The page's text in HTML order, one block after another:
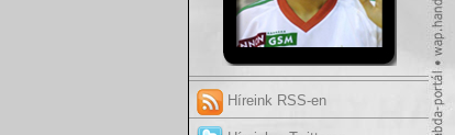
Híreink RSS-en